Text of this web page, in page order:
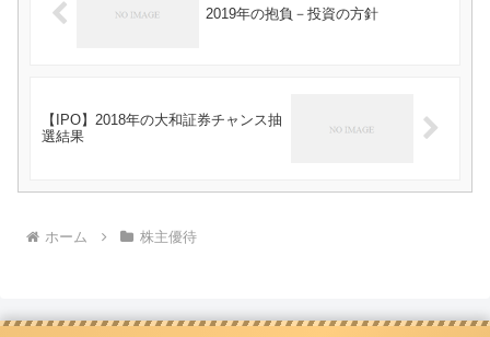
2019年の抱負－投資の方針
【IPO】2018年の大和証券チャンス抽
選結果
ホーム 株主優待